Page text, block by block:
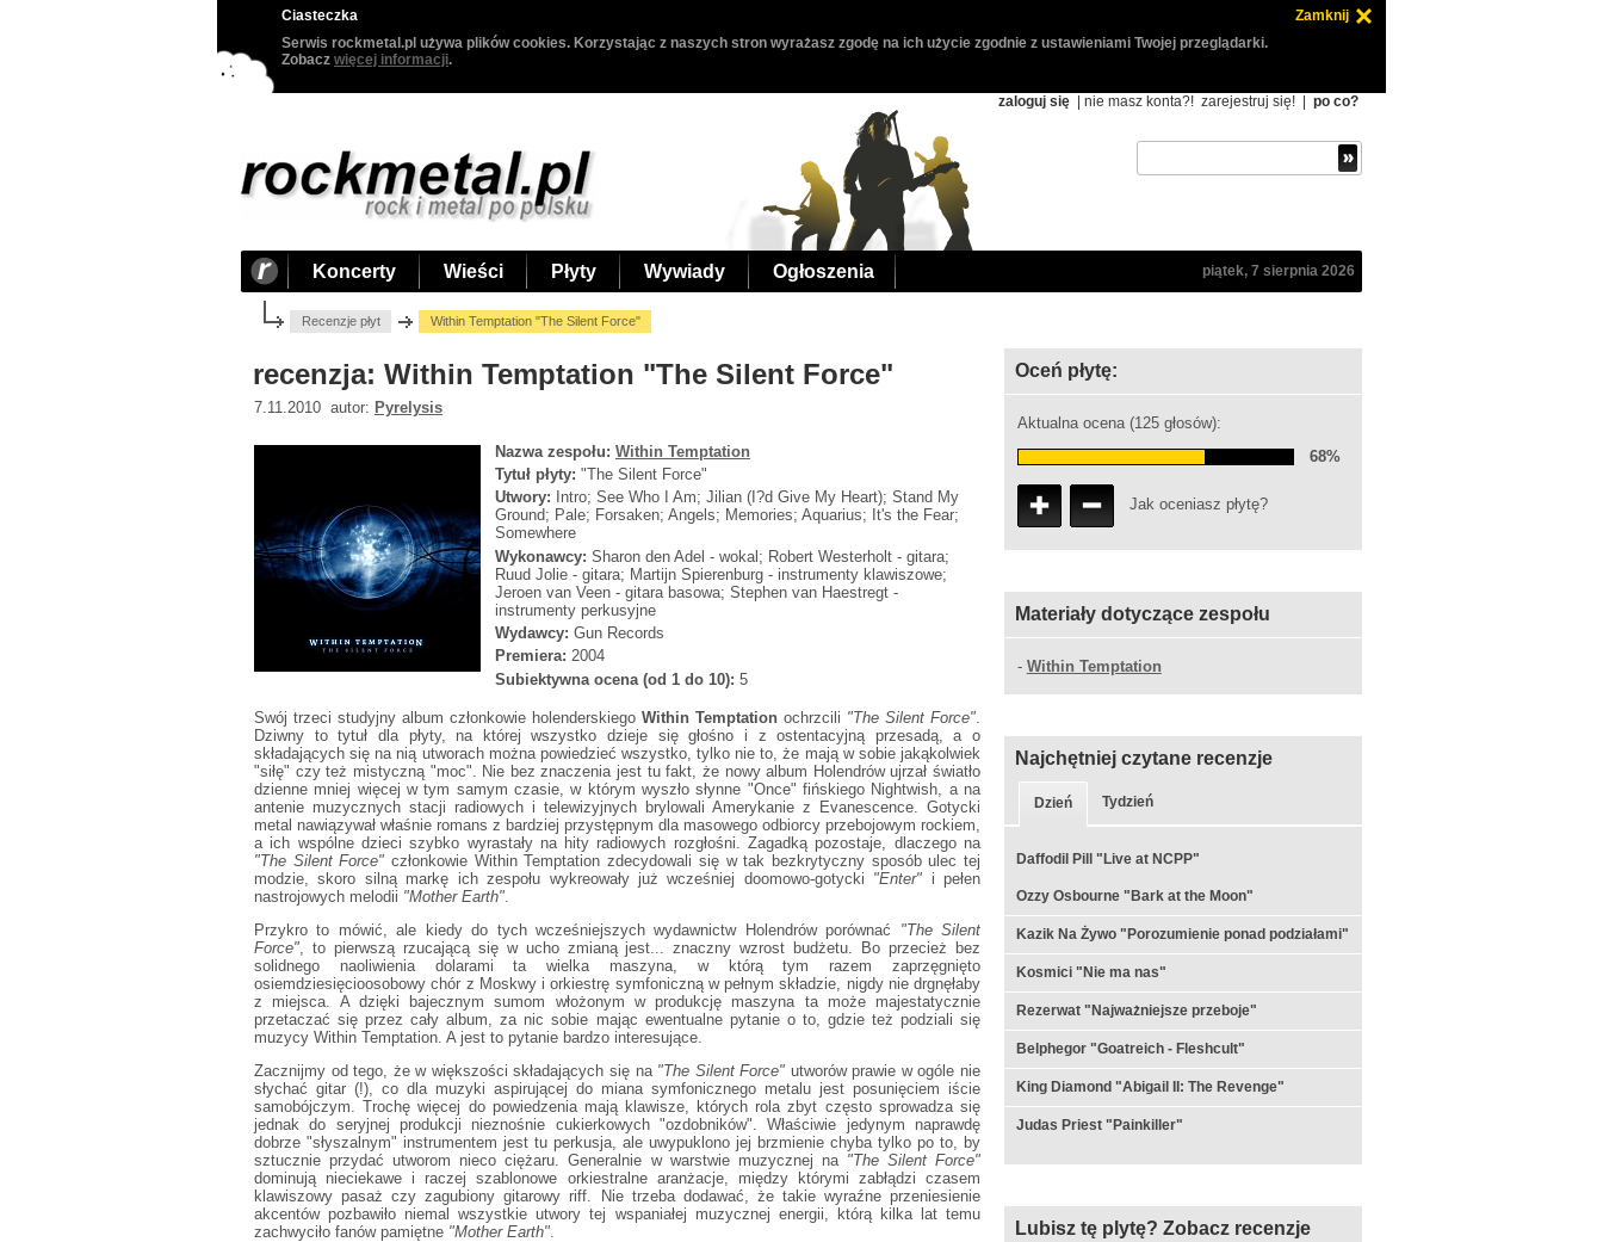
Ciasteczka
Zamknij
Serwis rockmetal.pl używa plików cookies. Korzystając z naszych stron wyrażasz zgodę na ich użycie zgodnie z ustawieniami Twojej przeglądarki.
Zobacz więcej informacji.
zaloguj się | nie masz konta?! zarejestruj się! po co?
Koncerty Wieści Płyty Wywiady Ogłoszenia piątek, 7 sierpnia 2026
Recenzje płyt Within Temptation "The Silent Force"
recenzja: Within Temptation "The Silent Force"
7.11.2010 autor: Pyrelysis
Nazwa zespołu: Within Temptation
Tytuł płyty: "The Silent Force"
Utwory: Intro; See Who I Am; Jilian (I?d Give My Heart); Stand My
Ground; Pale; Forsaken; Angels; Memories; Aquarius; It's the Fear;
Somewhere
Wykonawcy: Sharon den Adel - wokal; Robert Westerholt - gitara;
Ruud Jolie - gitara; Martijn Spierenburg - instrumenty klawiszowe;
Jeroen van Veen - gitara basowa; Stephen van Haestregt -
instrumenty perkusyjne
Wydawcy: Gun Records
Premiera: 2004
Subiektywna ocena (od 1 do 10): 5
Swój trzeci studyjny album członkowie holenderskiego Within Temptation ochrzcili "The Silent Force"
Dziwny to tytuł dla płyty, na której wszystko dzieje się głośno i z ostentacyjną przesadą, a o
składających się na nią utworach można powiedzieć wszystko, tylko nie to, że mają w sobie jakąkolwiek
"siłę" czy też mistyczną "moc". Nie bez znaczenia jest tu fakt, że nowy album Holendrów ujrzał światło
dzienne mniej więcej w tym samym czasie, w którym wyszło słynne "Once" fińskiego Nightwish, a na
antenie muzycznych stacji radiowych i telewizyjnych brylowali Amerykanie z Evanescence. Gotycki
metal nawiązywał właśnie romans z bardziej przystępnym dla masowego odbiorcy przebojowym rockiem,
a ich wspólne dzieci szybko wyrastały na hity radiowych rozgłośni. Zagadką pozostaje, dlaczego na
"The Silent Force" członkowie Within Temptation zdecydowali się w tak bezkrytyczny sposób ulec tej
modzie, skoro silną markę ich zespołu wykreowały już wcześniej doomowo-gotycki "Enter" i pełen
nastrojowych melodii "Mother Earth"
Przykro to mówić, ale kiedy do tych wcześniejszych wydawnictw Holendrów porównać "The Silent
Force" , to pierwszą rzucającą się w ucho zmianą jest... znaczny wzrost budżetu. Bo przecież bez
solidnego naoliwienia dolarami ta wielka maszyna, w którą tym razem zaprzęgnięto
osiemdziesięcioosobowy chór z Moskwy i orkiestrę symfoniczną w pełnym składzie, nigdy nie drgnęłaby
z miejsca. A dzięki bajecznym sumom włożonym w produkcję maszyna ta może majestatycznie
przetaczać się przez cały album, za nic sobie mając ewentualne pytanie o to, gdzie też podziali się
muzycy Within Temptation. A jest to pytanie bardzo interesujące.
Zacznijmy od tego, że w większości składających się na "The Silent Force" utworów prawie w ogóle nie
słychać gitar (!), co dla muzyki aspirującej do miana symfonicznego metalu jest posunięciem iście
samobójczym. Trochę więcej do powiedzenia mają klawisze, których rola zbyt często sprowadza się
jednak do seryjnej produkcji nieznośnie cukierkowych "ozdobników". Właściwie jedynym naprawdę
dobrze "słyszalnym" instrumentem jest tu perkusja, ale uwypuklono jej brzmienie chyba tylko po to, by
sztucznie przydać utworom nieco ciężaru. Generalnie w warstwie muzycznej na "The Silent Force"
dominują nieciekawe i raczej szablonowe orkiestralne aranżacje, między którymi zabłądzi czasem
klawiszowy pasaż czy zagubiony gitarowy riff. Nie trzeba dodawać, że takie wyraźne przeniesienie
akcentów pozbawiło niemal wszystkie utwory tej wspaniałej muzycznej energii, którą kilka lat temu
zachwyciło fanów pamiętne "Mother Earth"
Oceń płytę:
Aktualna ocena (125 głosów):
68%
Jak oceniasz płytę?
Materiały dotyczące zespołu
- Within Temptation
Najchętniej czytane recenzje
Dzień Tydzień
Daffodil Pill "Live at NCPP"
Ozzy Osbourne "Bark at the Moon"
Kazik Na Żywo "Porozumienie ponad podziałami"
Kosmici "Nie ma nas"
Rezerwat "Najważniejsze przeboje"
Belphegor "Goatreich - Fleshcult"
King Diamond "Abigail II: The Revenge"
Judas Priest "Painkiller"
Lubisz tę plytę? Zobacz recenzje